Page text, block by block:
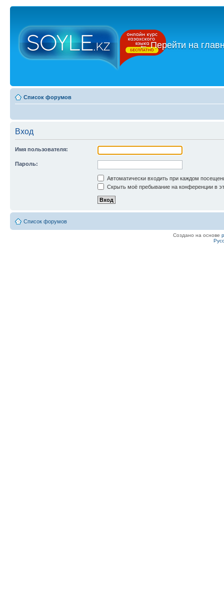
←Перейти на
Список форумов
Вход
Имя пользователя:
Пароль:
Автоматически входить при каждом
Скрыть моё пребывание на конференции в
Список форумов
Создано на основе